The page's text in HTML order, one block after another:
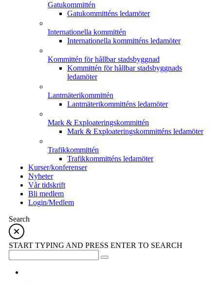
Gatukommittén
Gatukommitténs ledamöter
Internationella kommittén
Internationella kommitténs ledamöter
Kommittén för hållbar stadsbyggnad
Kommittén för hållbar stadsbyggnads
ledamöter
Lantmäterikommittén
Lantmäterikommitténs ledamöter
Mark & Exploateringskommittén
Mark & Exploateringskommitténs ledamöter
Trafikkommittén
Trafikkommitténs ledamöter
Kurser/konferenser
Nyheter
Vår tidskrift
Bli medlem
Login/Medlem
Search
START TYPING AND PRESS ENTER TO SEARCH